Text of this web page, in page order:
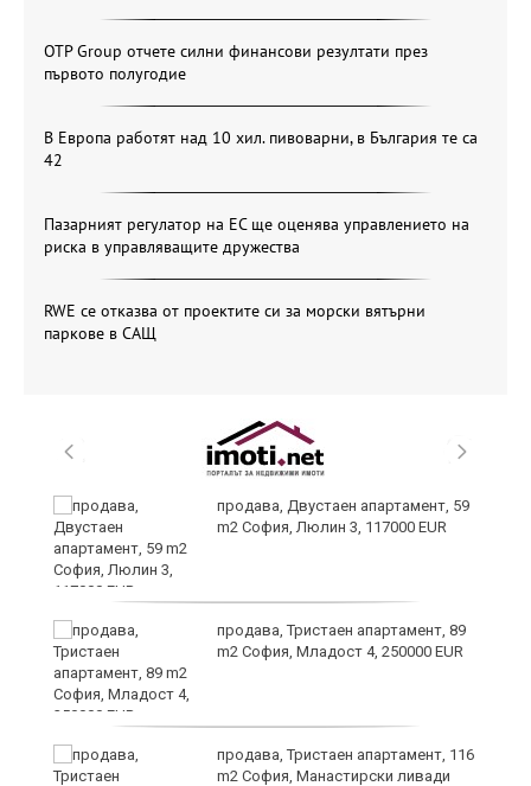
OTP Group отчете силни финансови резултати през
първото полугодие
В Европа работят над 10 хил. пивоварни, в България те са
42
Пазарният регулатор на ЕС ще оценява управлението на
риска в управляващите дружества
RWE се отказва от проектите си за морски вятърни
паркове в САЩ
продава, Двустаен апартамент, 59
m2 София, Люлин 3, 117000 EUR
продава, Тристаен апартамент, 89
m2 София, Младост 4, 250000 EUR
продава, Тристаен апартамент, 116
m2 София, Манастирски ливади